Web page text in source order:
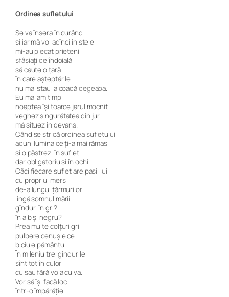
Ordinea sufletului
Se va însera în curând
și iar mă voi adînci în stele
mi-au plecat prietenii
sfâșiați de îndoială
să caute o țară
în care așteptările
nu mai stau la coadă degeaba.
Eu mai am timp
noaptea își toarce jarul mocnit
veghez singurătatea din jur
mă situez în devans.
Când se strică ordinea sufletului
aduni lumina ce ți-a mai rămas
și o păstrezi în suflet
dar obligatoriu și în ochi.
Căci fiecare suflet are pașii lui
cu propriul mers
de-a lungul țărmurilor
lîngă somnul mării
gînduri în gri?
în alb și negru?
Prea multe colțuri gri
pulbere cenușie ce
biciuie pământul…
În mileniu trei gîndurile
sînt tot în culori
cu sau fără voia cuiva.
Vor să își facă loc
într-o împărăție